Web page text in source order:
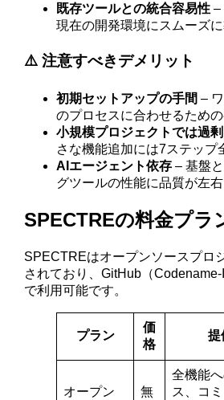
既存ツールとの統合容易性 –
現在の開発環境にスムーズ
⚠️ 注意すべきデメリット
初期セットアップの手間 –
のプロセスに合わせるため
小規模プロジェクトでは過剰
さな機能追加には7ステップ
AIエージェント依存 – 基盤
グツールの性能に品質が左
SPECTREの料金プラ
SPECTREはオープンソースプロ
されており、GitHub（
で利用可能です。
プラン
価
格
提
オープン
無
全機能
ス、コ